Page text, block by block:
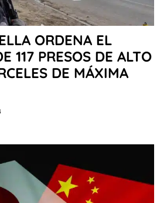
ORDENA EL
117 PRESOS DE ALTO
DE MÁXIMA